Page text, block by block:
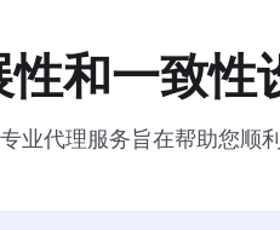
性和一致
专业代理服务旨在帮助您顺